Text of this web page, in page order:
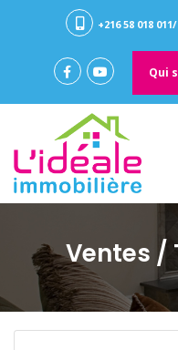
+216 58 018
Qui
Ventes /